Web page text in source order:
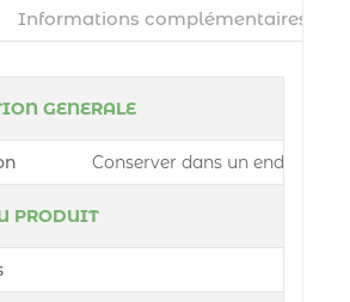
Informations complémentaires
GENERALE
Conserver dans un endroit
PRODUIT